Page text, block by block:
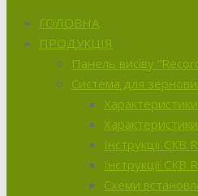
ГОЛОВНА
ПРОДУКЦІЯ
Панель висіву
Система для
Інструкції
Інструкції CКВ
Схеми